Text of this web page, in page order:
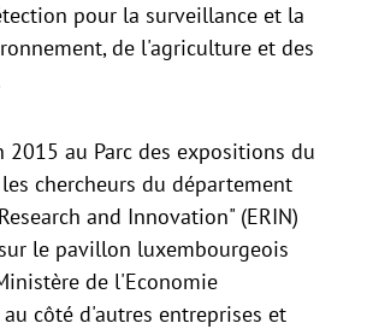
pour la surveillance et la
de l'agriculture et des
au Parc des expositions du
chercheurs du département
and Innovation" (ERIN)
le pavillon luxembourgeois
de l'Economie
côté d'autres entreprises et